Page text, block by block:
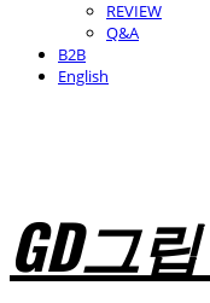
REVIEW
Q&A
B2B
English
GD그